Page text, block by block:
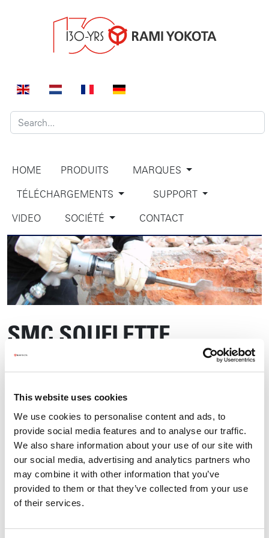
This website uses cookies
We use cookies to personalise content and ads, to
provide social media features and to analyse our traffic.
We also share information about your use of our site with
our social media, advertising and analytics partners who
may combine it with other information that you’ve
provided to them or that they’ve collected from your use
of their services.
HOME PRODUITS
MARQUES
TÉLÉCHARGEMENTS
SUPPORT
VIDEO
SOCIÉTÉ CONTACT
SMC SOUFLETTE